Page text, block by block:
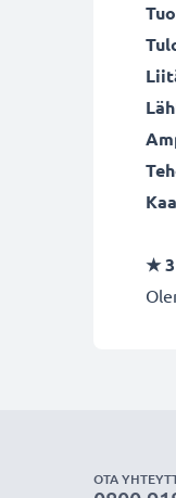
★
OTA